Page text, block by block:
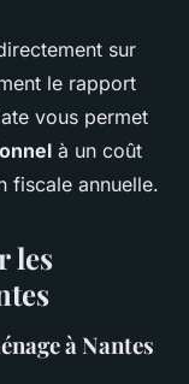
sur
le rapport
vous permet
à un coût
fiscale annuelle.
les
à Nantes